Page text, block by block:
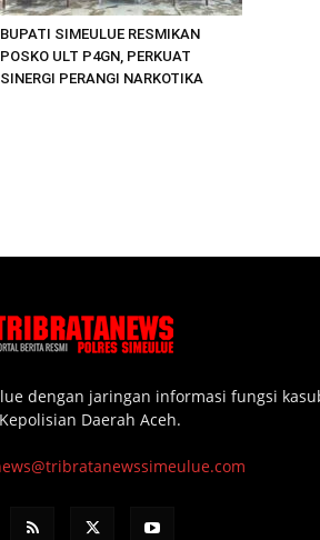
BUPATI SIMEULUE RESMIKAN
POSKO ULT P4GN, PERKUAT
SINERGI PERANGI NARKOTIKA
dengan jaringan informasi fungsi
Daerah Aceh.